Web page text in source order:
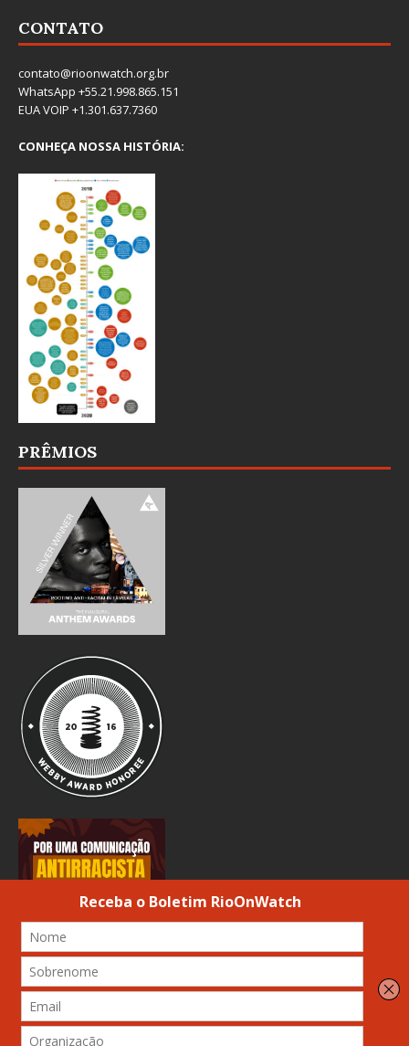
CONTATO
contato@rioonwatch.org.br
WhatsApp +55.21.998.865.151
EUA VOIP +1.301.637.7360
CONHEÇA NOSSA HISTÓRIA:
PRÊMIOS